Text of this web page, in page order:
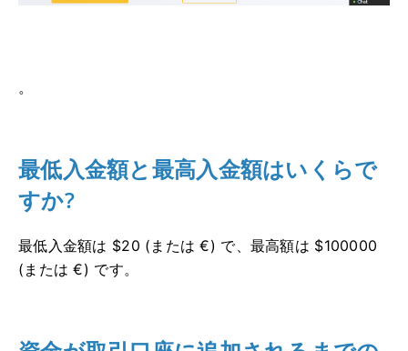
。
最低入金額と最高入金額はいくらで
すか?
最低入金額は $20 (または €) で、最高額は $100000
(または €) です。